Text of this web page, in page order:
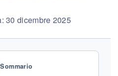
30 dicembre 2025
Sommario